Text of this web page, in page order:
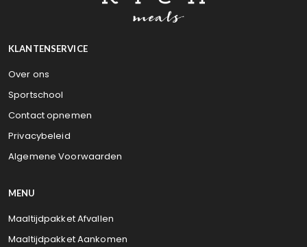
KLANTENSERVICE
Over ons
Sportschool
Contact opnemen
Privacybeleid
Algemene Voorwaarden
MENU
Maaltijdpakket Afvallen
Maaltijdpakket Aankomen